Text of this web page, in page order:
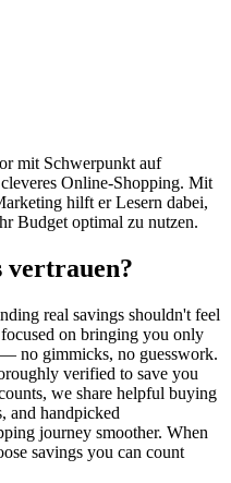
mit Schwerpunkt auf
Online-Shopping. Mit
hilft er Lesern dabei,
Budget optimal zu nutzen.
vertrauen?
real savings shouldn't feel
on bringing you only
no gimmicks, no guesswork.
verified to save you
we share helpful buying
and handpicked
journey smoother. When
savings you can count